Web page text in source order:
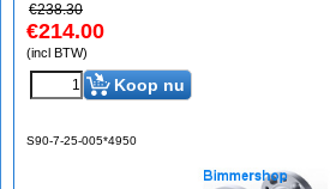
€238.30
€214.00
(incl BTW)
Koop nu
S90-7-25-005*4950